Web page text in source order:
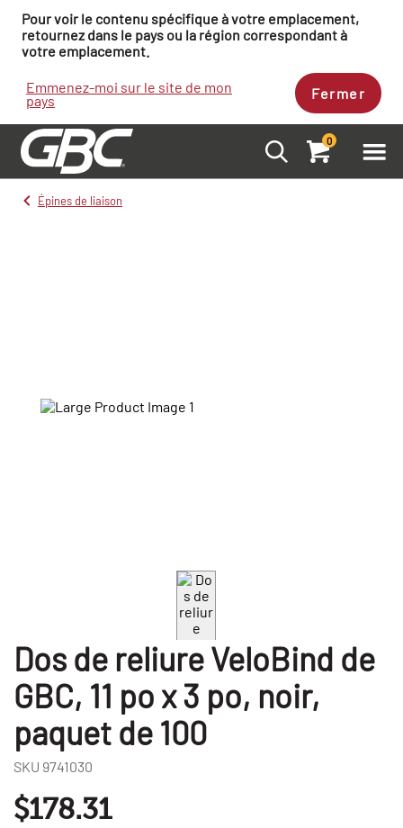
Pour voir le contenu spécifique à votre emplacement,
retournez dans le pays ou la région correspondant à
votre emplacement.
Emmenez-moi sur le site de mon
pays Fermer
0
Épines de liaison
Dos de reliure VeloBind de
GBC, 11 po x 3 po, noir,
paquet de 100
SKU 9741030
$178.31